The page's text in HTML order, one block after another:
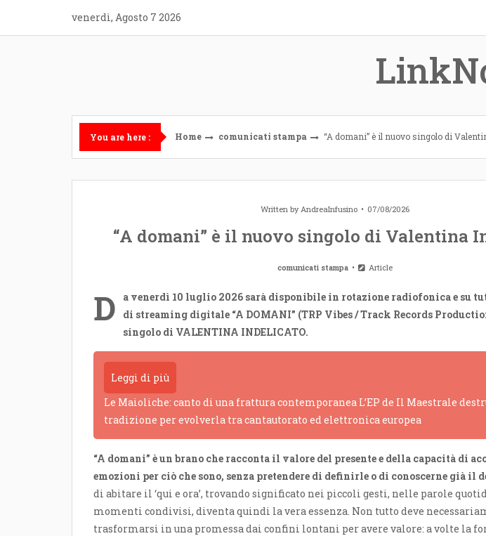
content
venerdì, Agosto 7 2026
You are here : Home comunicati stampa “A domani” è il nuovo singolo di
Written byAndreaInfusino 07/08/2026
“A domani” è il nuovo singolo di Valentina
comunicati stampa Article
D
a venerdì 10 luglio 2026 sarà disponibile in rotazione radiofonica e su
di streaming digitale “A DOMANI” (TRP Vibes / Track Records
singolo di VALENTINA INDELICATO.
Leggi di più
Le Maioliche: canto di una frattura contemporanea L’EP de Il Maestrale
tradizione per evolverla tra cantautorato ed elettronica europea
“A domani” è un brano che racconta il valore del presente e della capacità di
emozioni per ciò che sono, senza pretendere di definirle o di conoscerne già il
di abitare il ‘qui e ora’, trovando significato nei piccoli gesti, nelle parole
momenti condivisi, diventa quindi la vera essenza. Non tutto deve
trasformarsi in una promessa dai confini lontani per avere valore: a volte la